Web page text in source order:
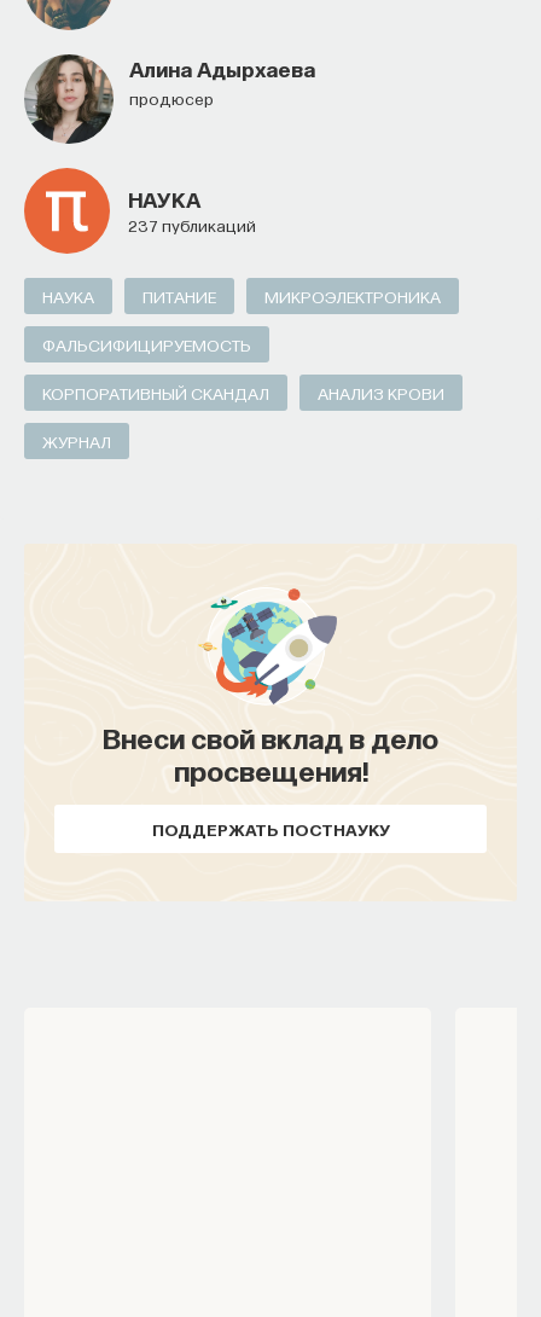
Алина Адырхаева
продюсер
НАУКА
237 публикаций
НАУКА ПИТАНИЕ МИКРОЭЛЕКТРОНИКА
ФАЛЬСИФИЦИРУЕМОСТЬ
КОРПОРАТИВНЫЙ СКАНДАЛ АНАЛИЗ КРОВИ
ЖУРНАЛ
Внеси свой вклад в дело
просвещения!
ПОДДЕРЖАТЬ ПОСТНАУКУ